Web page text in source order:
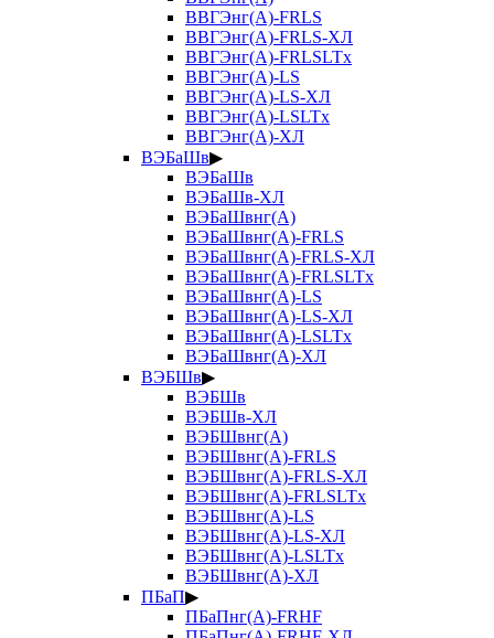
ВВГЭнг(А)-FRLS
ВВГЭнг(А)-FRLS-ХЛ
ВВГЭнг(А)-FRLSLTx
ВВГЭнг(А)-LS
ВВГЭнг(А)-LS-ХЛ
ВВГЭнг(А)-LSLTx
ВВГЭнг(А)-ХЛ
ВЭБаШв▶
ВЭБаШв
ВЭБаШв-ХЛ
ВЭБаШвнг(А)
ВЭБаШвнг(А)-FRLS
ВЭБаШвнг(А)-FRLS-ХЛ
ВЭБаШвнг(А)-FRLSLTx
ВЭБаШвнг(А)-LS
ВЭБаШвнг(А)-LS-ХЛ
ВЭБаШвнг(А)-LSLTx
ВЭБаШвнг(А)-ХЛ
ВЭБШв▶
ВЭБШв
ВЭБШв-ХЛ
ВЭБШвнг(А)
ВЭБШвнг(А)-FRLS
ВЭБШвнг(А)-FRLS-ХЛ
ВЭБШвнг(А)-FRLSLTx
ВЭБШвнг(А)-LS
ВЭБШвнг(А)-LS-ХЛ
ВЭБШвнг(А)-LSLTx
ВЭБШвнг(А)-ХЛ
ПБаП▶
ПБаПнг(А)-FRHF